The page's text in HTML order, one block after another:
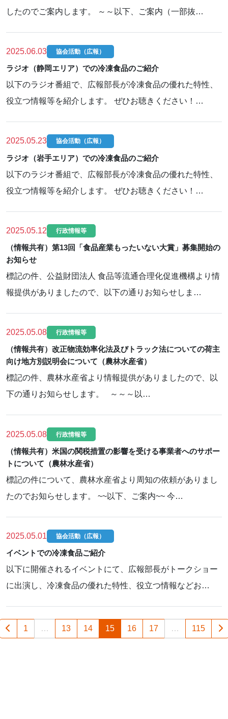
したのでご案内します。 ～～以下、ご案内（一部抜…
2025.06.03 協会活動（広報）
ラジオ（静岡エリア）での冷凍食品のご紹介
以下のラジオ番組で、広報部長が冷凍食品の優れた特性、
役立つ情報等を紹介します。 ぜひお聴きください！…
2025.05.23 協会活動（広報）
ラジオ（岩手エリア）での冷凍食品のご紹介
以下のラジオ番組で、広報部長が冷凍食品の優れた特性、
役立つ情報等を紹介します。 ぜひお聴きください！…
2025.05.12 行政情報等
（情報共有）第13回「食品産業もったいない大賞」募集開始の
お知らせ
標記の件、公益財団法人 食品等流通合理化促進機構より情
報提供がありましたので、以下の通りお知らせしま…
2025.05.08 行政情報等
（情報共有）改正物流効率化法及びトラック法についての荷主
向け地方別説明会について（農林水産省）
標記の件、農林水産省より情報提供がありましたので、以
下の通りお知らせします。 ～～～以…
2025.05.08 行政情報等
（情報共有）米国の関税措置の影響を受ける事業者へのサポー
トについて（農林水産省）
標記の件について、農林水産省より周知の依頼がありまし
たのでお知らせします。 ~~以下、ご案内~~ 今…
2025.05.01 協会活動（広報）
イベントでの冷凍食品ご紹介
以下に開催されるイベントにて、広報部長がトークショー
に出演し、冷凍食品の優れた特性、役立つ情報などお…
1 … 13 14 15 16 17 … 115